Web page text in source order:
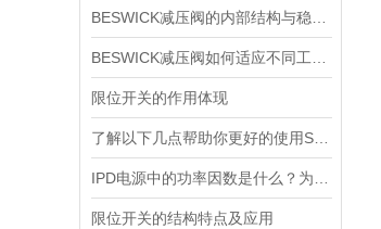
限位开关的作用体现
限位开关的结构特点及应用